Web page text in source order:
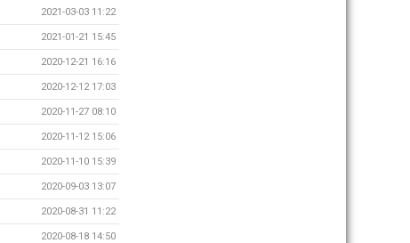
2021-03-03 11:22
2021-01-21 15:45
2020-12-21 16:16
2020-12-12 17:03
2020-11-27 08:10
2020-11-12 15:06
2020-11-10 15:39
2020-09-03 13:07
2020-08-31 11:22
2020-08-18 14:50